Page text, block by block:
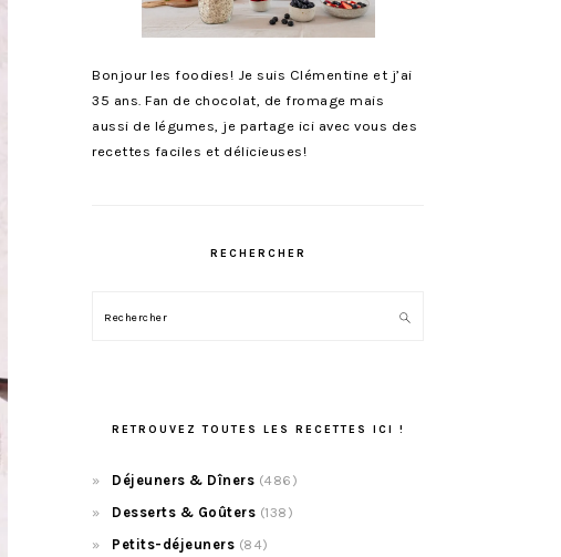
Bonjour les foodies! Je suis Clémentine et j’ai
35 ans. Fan de chocolat, de fromage mais
aussi de légumes, je partage ici avec vous des
recettes faciles et délicieuses!
RECHERCHER
Rechercher
RETROUVEZ TOUTES LES RECETTES ICI !
Déjeuners & Dîners (486)
Desserts & Goûters (138)
Petits-déjeuners (84)